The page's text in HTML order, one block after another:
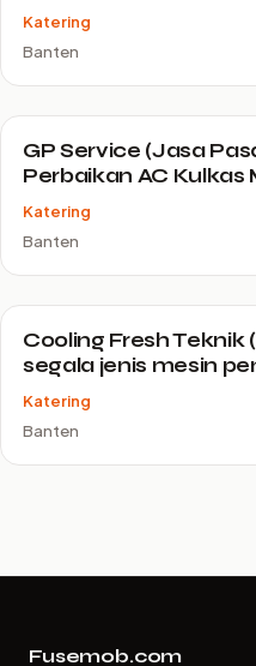
Katering
Banten
GP Service (Jasa
Perbaikan AC Kulkas
Katering
Banten
Cooling Fresh Teknik
segala jenis mesin
Katering
Banten
Fusemob.com